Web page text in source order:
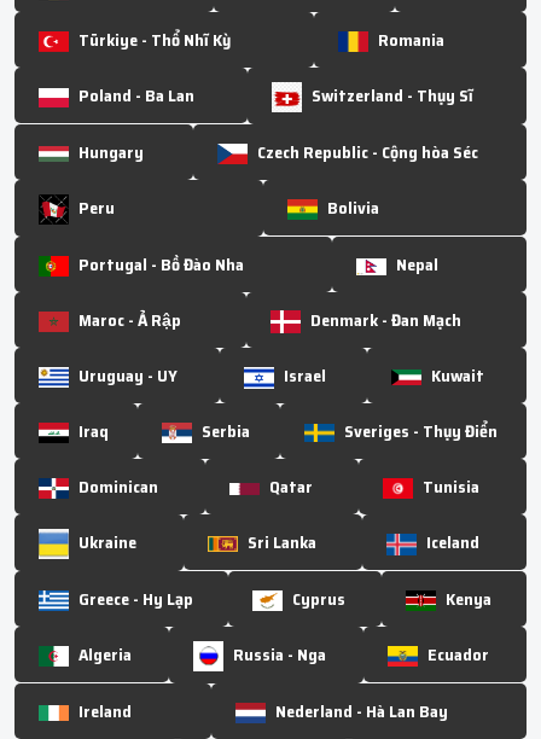
Türkiye - Thổ Nhĩ Kỳ Romania
Poland - Ba Lan Switzerland - Thụy Sĩ
Hungary Czech Republic - Cộng hòa Séc
Peru Bolivia
Portugal - Bồ Đào Nha Nepal
Maroc - Ả Rập Denmark - Đan Mạch
Uruguay - UY Israel Kuwait
Iraq Serbia Sveriges - Thụy Điển
Dominican Qatar Tunisia
Ukraine Sri Lanka Iceland
Greece - Hy Lạp Cyprus Kenya
Algeria Russia - Nga Ecuador
Ireland Nederland - Hà Lan Bay